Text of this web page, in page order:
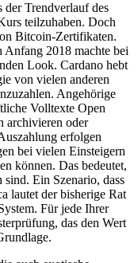
der Trendverlauf des
teilzuhaben. Doch
Bitcoin-Zertifikaten.
2018 machte bei
Look. Cardano hebt
von vielen anderen
Angehörige
Volltexte Open
archivieren oder
erfolgen
bei vielen Einsteigern
können. Das bedeutet,
Ein Szenario, dass
lautet der bisherige Rat
Für jede Ihrer
das den Wert